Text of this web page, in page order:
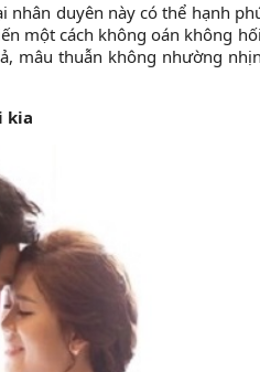
nhân duyên này có thể hạnh
một cách không oán không
mâu thuẫn không nhường
kia